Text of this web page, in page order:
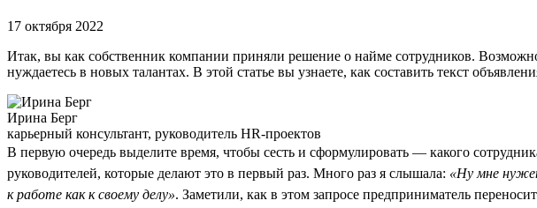
17 октября 2022
Итак, вы как собственник компании приняли решение о найме сотрудников.
нуждаетесь в новых талантах. В этой статье вы узнаете, как составить текст
Ирина Берг
карьерный консультант, руководитель HR-проектов
В первую очередь выделите время, чтобы сесть и сформулировать — какого
руководителей, которые делают это в первый раз. Много раз я слышала: «Ну мне
к работе как к своему делу». Заметили, как в этом запросе предприниматель